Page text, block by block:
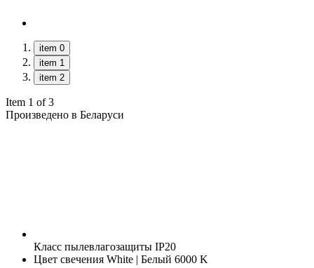
item 0
item 1
item 2
Item 1 of 3
Произведено в Беларуси
Класс пылевлагозащиты IP20
Цвет свечения White | Белый 6000 K